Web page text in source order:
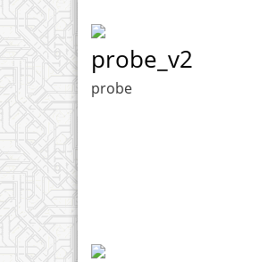
probe_v2
probe